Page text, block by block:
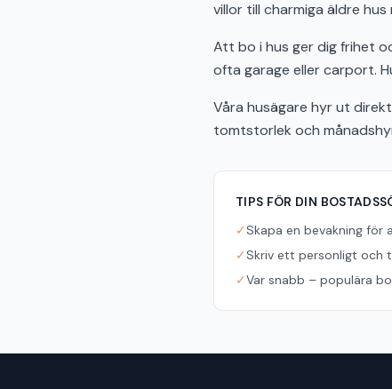
villor till charmiga äldre hus
Att bo i hus ger dig frihet
ofta garage eller carport.
Våra husägare hyr ut
tomtstorlek och
TIPS FÖR DIN
✓Skapa en bevakning
✓Skriv ett personligt och
✓Var snabb – populära